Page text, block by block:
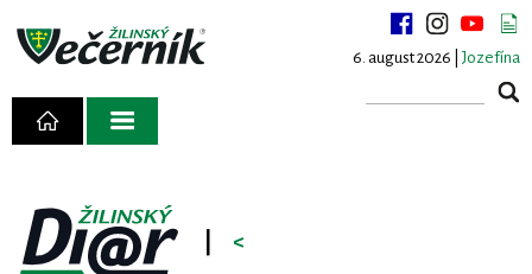
6. august 2026 | Jozefína
<